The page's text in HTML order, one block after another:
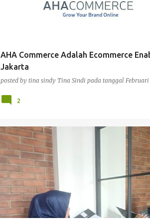
AHA Commerce Adalah Ecommerce
Jakarta
posted by tina sindy Tina Sindi pada tanggal
2
KESEHATAN